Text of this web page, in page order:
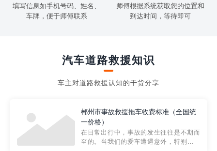
填写信息如手机号码、姓名、
车牌，便于师傅联系
师傅根据系统获取您的位置和
到达时间，等待即可
汽车道路救援知识
车主对道路救援认知的干货分享
郴州市事故救援拖车收费标准（全国统
一价格）
在日常出行中，事故的发生往往是不期而
至的。当我们的爱车遭遇意外，特别是在